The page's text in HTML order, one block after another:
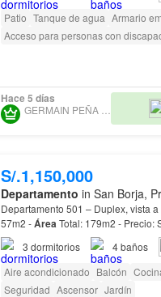
Patio Tanque de agua Armario
Acceso para personas con
Hace 5 días
GERMAIN PEÑA SANDOVAL
S/.1,150,000
Departamento in San Borja,
Departamento 501 – Duplex, vista
57m2 -ÁreaTotal: 179m2 - Precio:
muy cerca de: - Jockey Plaza - La
3 dormitorios 4baños
Aire acondicionado Balcón
Seguridad Ascensor Jardín